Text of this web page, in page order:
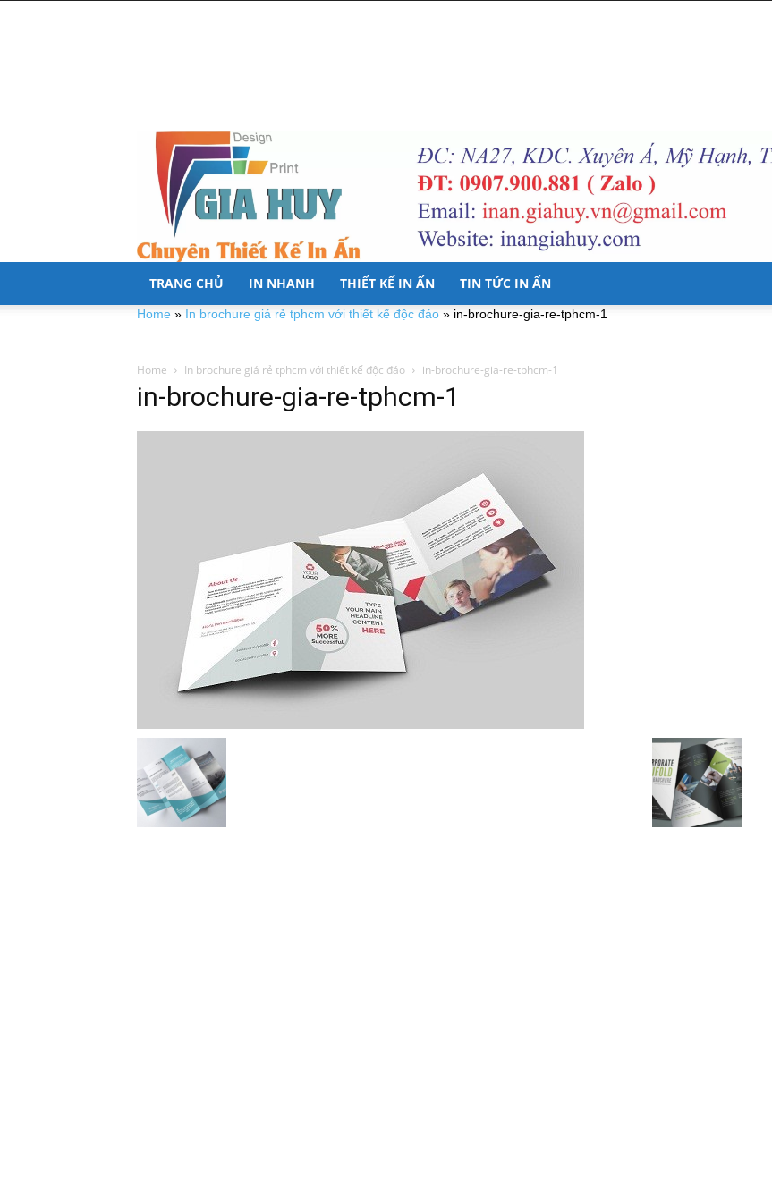
TRANG CHỦ IN NHANH THIẾT KẾ IN ẤN TIN TỨC IN ẤN
Home » In brochure giá rẻ tphcm với thiết kế độc đáo » in-brochure-gia-re-tphcm-1
Home In brochure giá rẻ tphcm với thiết kế độc đáo in-brochure-gia-re-tphcm-1
in-brochure-gia-re-tphcm-1